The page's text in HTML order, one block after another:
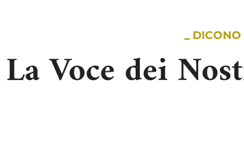
La Voce dei